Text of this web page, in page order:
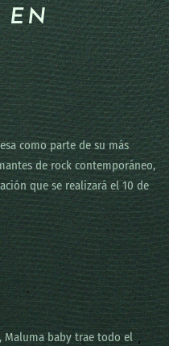
EN
como parte de su más
de rock contemporáneo,
que se realizará el 10 de
Maluma baby trae todo el